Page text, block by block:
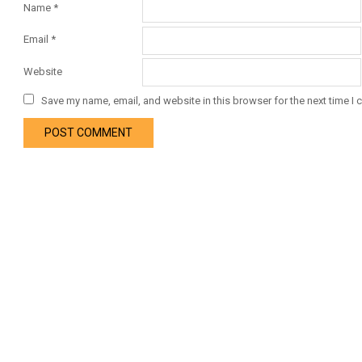
Name *
Email *
Website
Save my name, email, and website in this browser for the next time I